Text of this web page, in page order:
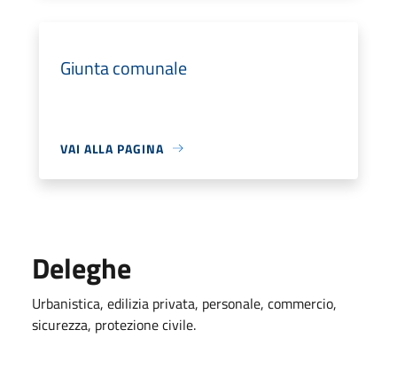
Giunta comunale
VAI ALLA PAGINA
Deleghe
Urbanistica, edilizia privata, personale, commercio,
sicurezza, protezione civile.